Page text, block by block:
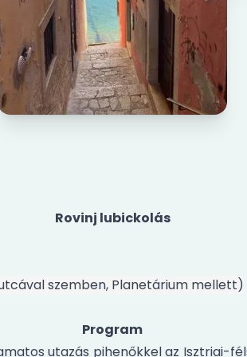
Rovinj lubickolás
szemben, Planetárium mellett)
Program
utazás pihenőkkel az Isztriai-